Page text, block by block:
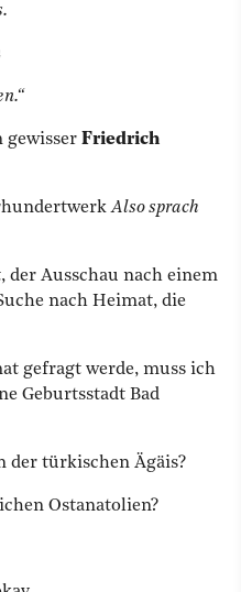
gewisser Friedrich
Also sprach
der Ausschau nach einem
nach Heimat, die
gefragt werde, muss ich
Geburtsstadt Bad
der türkischen Ägäis?
Ostanatolien?